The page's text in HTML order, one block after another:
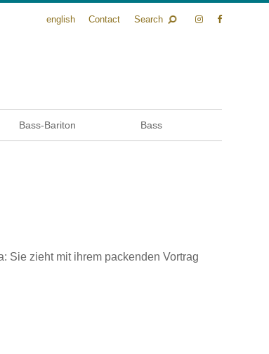
english Contact Search
Bass-Bariton Bass
Sie zieht mit ihrem packenden Vortrag